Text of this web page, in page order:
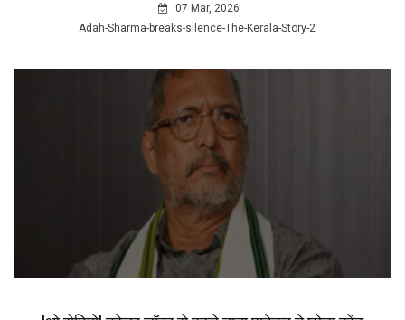
07 Mar, 2026
Adah-Sharma-breaks-silence-The-Kerala-Story-2